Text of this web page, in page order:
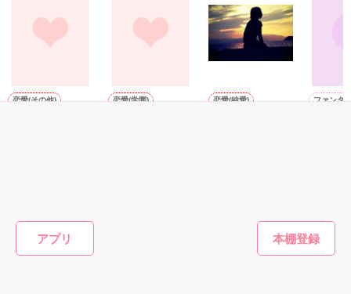
アプリ
作品を読む
鷹哉『宜しくな、俺の雛子』🦅
雛子『俺の……ひぃ、雛子？！！！』🐥
シゴデキで冷徹な上司が見せる素顔は、なぜか想像以上に甘く
恋愛(その他) 恋愛(学園) 恋愛(純愛) ファンタ
かんたん検索の条件を変える